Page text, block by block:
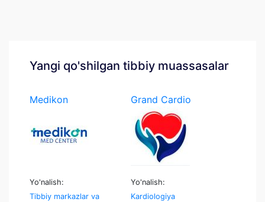
Yangi qo'shilgan tibbiy muassasalar
Medikon
Yo'nalish:
Tibbiy markazlar va
Grand Cardio
Yo'nalish:
Kardiologiya